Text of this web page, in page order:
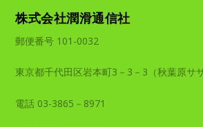
株式会社潤滑通信社
郵便番号 101-0032
東京都千代田区岩本町3－3－3（秋葉原サ
電話 03-3865－8971